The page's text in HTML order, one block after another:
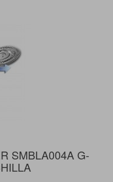
SMBLA004A G-